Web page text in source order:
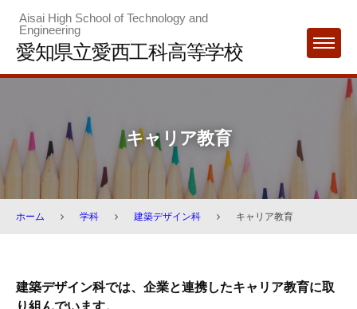
content
Aisai High School of Technology and
Engineering
愛知県立愛西工科高等学校 MENU
キャリア教育
ホーム 学科 建築デザイン科 キャリア教育
キ
建築デザイン科では、企業と連携したキャリア教育に取
り組んでいます。